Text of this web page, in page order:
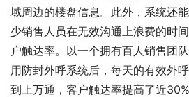
域周边的楼盘信息。此外，系统还
少销售人员在无效沟通上浪费的时
户触达率。以一个拥有百人销售团
用防封外呼系统后，每天的有效外
到上万通，客户触达率提高了近30%